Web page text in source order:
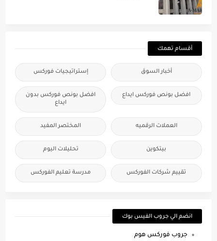
أقسام تهمك
أخبار السوق إستراتيجيات فوركس
افضل بونص فوركس ايداع
افضل بونص فوركس بدون
ايداع
العملات الرقميه المختصر المفيد
بيتكوين تحليلات اليوم
تقييم شركات الفوركس مدرسة تعليم الفوركس
انضم الي جروب الفيس بوك
جروب فوركس هوم